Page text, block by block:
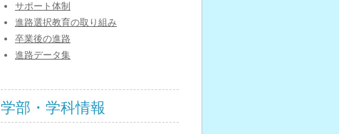
サポート体制
進路選択教育の取り組み
卒業後の進路
進路データ集
学部・学科情報